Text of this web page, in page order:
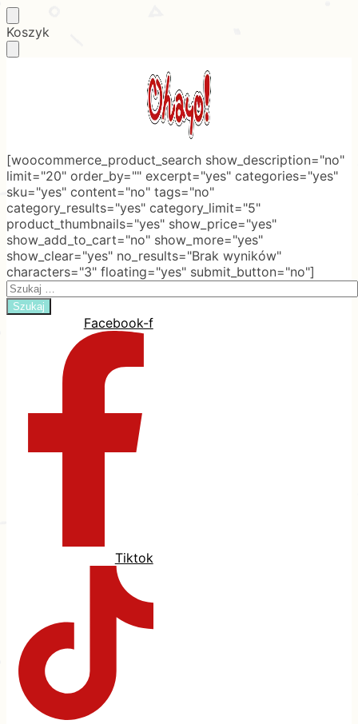
Skip
to
Skip
to
Koszyk
[woocommerce_product_search show_description="no"
limit="20" order_by="" excerpt="yes" categories="yes"
sku="yes" content="no" tags="no"
category_results="yes" category_limit="5"
product_thumbnails="yes" show_price="yes"
show_add_to_cart="no" show_more="yes"
show_clear="yes" no_results="Brak wyników"
characters="3" floating="yes" submit_button="no"]
Search
for:
Facebook-f
Tiktok